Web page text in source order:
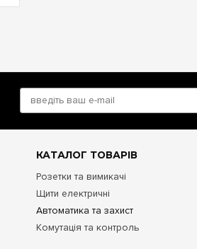
КАТАЛОГ ТОВАРІВ
Розетки та вимикачі
Щити електричні
Автоматика та захист
Комутація та контроль